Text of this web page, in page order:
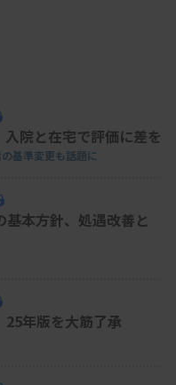
院と在宅で評価に差を
基準変更も話題に
本方針、処遇改善と
25年版を大筋了承